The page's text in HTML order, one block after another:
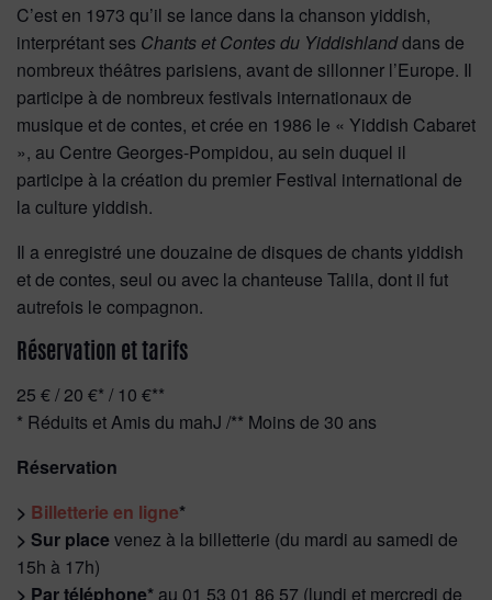
C’est en 1973 qu’il se lance dans la chanson yiddish,
interprétant ses Chants et Contes du Yiddishlanddans de
nombreux théâtres parisiens, avant de sillonner l’Europe. Il
participe à de nombreux festivals internationaux de
musique et de contes, et crée en 1986 le « Yiddish Cabaret
», au Centre Georges-Pompidou, au sein duquel il
participe à la création du premier Festival international de
la culture yiddish.
Il a enregistré une douzaine de disques de chants yiddish
et de contes, seul ou avec la chanteuse Talila, dont il fut
autrefois le compagnon.
Réservation et tarifs
25 € / 20 €* / 10 €**
* Réduits et Amis du mahJ /** Moins de 30 ans
Réservation
> Billetterie en ligne*
> Sur placevenez à la billetterie (du mardi au samedi de
15h à 17h)
> Par téléphone* au 01 53 01 86 57 (lundi et mercredi de